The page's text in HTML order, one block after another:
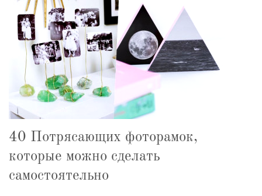
40 Потрясающих фоторамок,
которые можно сделать
самостоятельно